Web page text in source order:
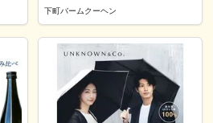
下町バームクーヘン